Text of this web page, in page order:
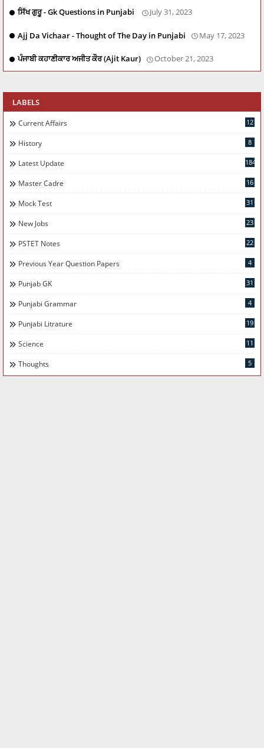
ਸਿੱਖ ਗੁਰੂ - Gk Questions in Punjabi July 31, 2023
Ajj Da Vichaar - Thought of The Day in Punjabi May 17, 2023
ਪੰਜਾਬੀ ਕਹਾਣੀਕਾਰ ਅਜੀਤ ਕੌਰ (Ajit Kaur) October 21, 2023
LABELS
Current Affairs 12
History 8
Latest Update 184
Master Cadre 16
Mock Test 31
New Jobs 23
PSTET Notes 22
Previous Year Question Papers 4
Punjab GK 31
Punjabi Grammar 4
Punjabi Litrature 19
Science 11
Thoughts 5